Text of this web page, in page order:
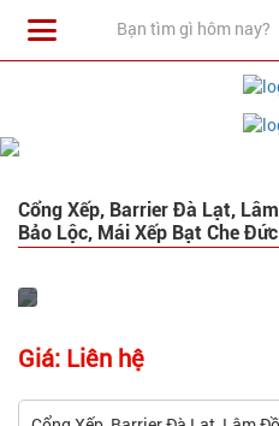
Cổng Xếp, Barrier Đà Lạt,
Bảo Lộc, Mái Xếp Bạt Che
Giá: Liên hệ